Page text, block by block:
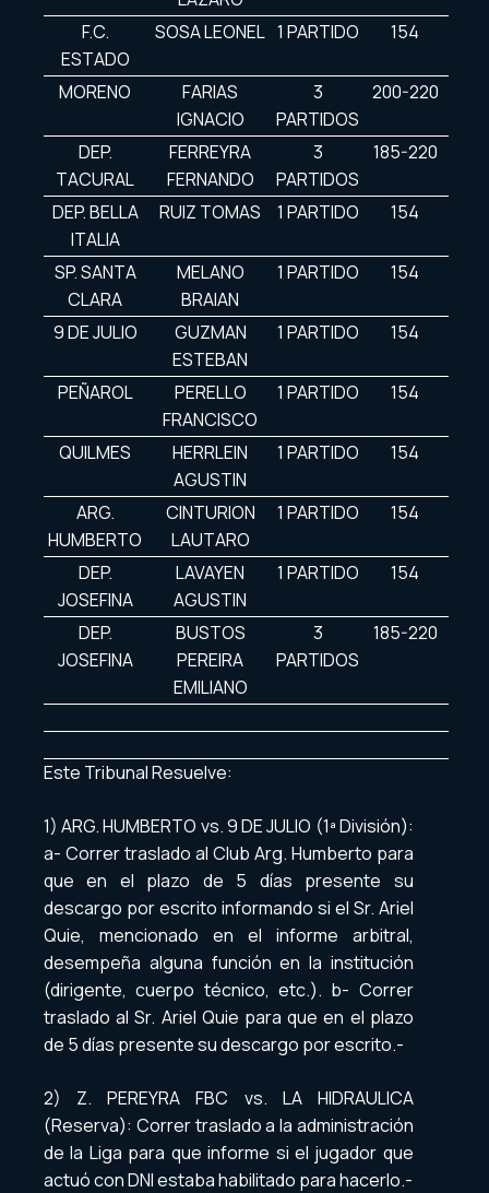
F.C.
ESTADO
SOSA LEONEL 1 PARTIDO 154
MORENO
FARIAS
IGNACIO
3
PARTIDOS
200-220
DEP.
TACURAL
FERREYRA
FERNANDO
3
PARTIDOS
185-220
DEP. BELLA
ITALIA
RUIZ TOMAS 1 PARTIDO 154
SP. SANTA
CLARA
MELANO
BRAIAN
1 PARTIDO 154
9 DE JULIO
GUZMAN
ESTEBAN
1 PARTIDO 154
PEÑAROL
PERELLO
FRANCISCO
1 PARTIDO 154
QUILMES
HERRLEIN
AGUSTIN
1 PARTIDO 154
ARG.
HUMBERTO
CINTURION
LAUTARO
1 PARTIDO 154
DEP.
JOSEFINA
LAVAYEN
AGUSTIN
1 PARTIDO 154
DEP.
JOSEFINA
BUSTOS
PEREIRA
EMILIANO
3
PARTIDOS
185-220
Este Tribunal Resuelve:
1) ARG. HUMBERTO vs. 9 DE JULIO (1ª División):
a- Correr traslado al Club Arg. Humberto para
que en el plazo de 5 días presente su
descargo por escrito informando si el Sr. Ariel
Quie, mencionado en el informe arbitral,
desempeña alguna función en la institución
(dirigente, cuerpo técnico, etc.). b- Correr
traslado al Sr. Ariel Quie para que en el plazo
de 5 días presente su descargo por escrito.-
2) Z. PEREYRA FBC vs. LA HIDRAULICA
(Reserva): Correr traslado a la administración
de la Liga para que informe si el jugador que
actuó con DNI estaba habilitado para hacerlo.-